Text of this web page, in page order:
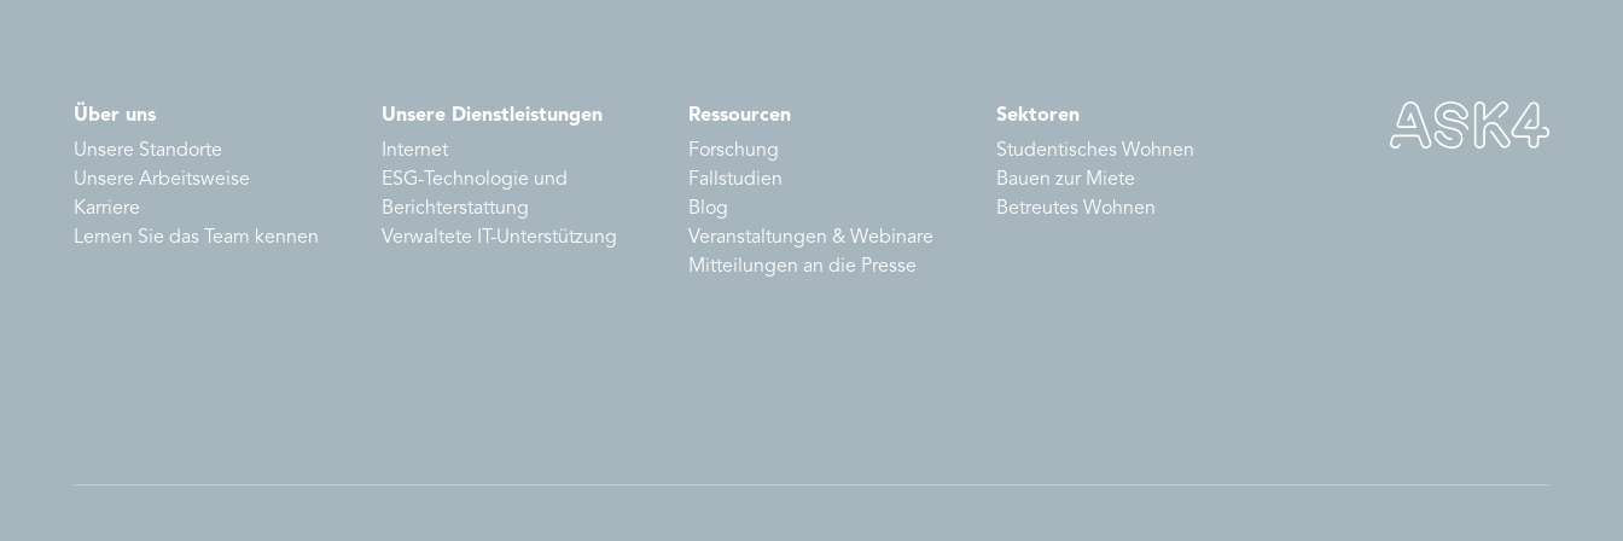
Über uns
Unsere Standorte
Unsere Arbeitsweise
Karriere
Lernen Sie das Team kennen
Unsere Dienstleistungen
Internet
ESG-Technologie und
Berichterstattung
Verwaltete IT-Unterstützung
Ressourcen
Forschung
Fallstudien
Blog
Veranstaltungen & Webinare
Mitteilungen an die Presse
Sektoren
Studentisches Wohnen
Bauen zur Miete
Betreutes Wohnen